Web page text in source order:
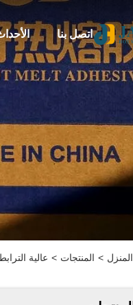
اتصل بنا
المنزل > المنتجات > عالية